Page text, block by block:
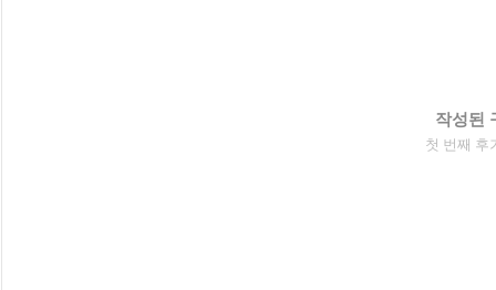
작성된
첫 번째 후